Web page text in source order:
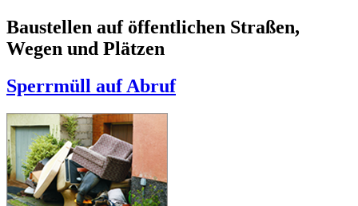
Baustellen auf öffentlichen Straßen,
Wegen und Plätzen
Sperrmüll auf Abruf